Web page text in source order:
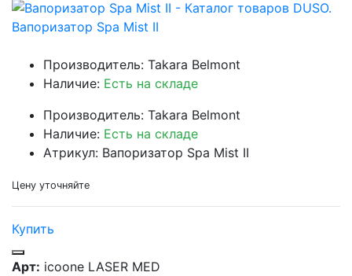
Вапоризатор Spa Mist II
Производитель: Takara Belmont
Наличие: Есть на складе
Производитель: Takara Belmont
Наличие: Есть на складе
Атрикул: Вапоризатор Spa Mist II
Цену уточняйте
Купить
Арт: icoone LASER MED